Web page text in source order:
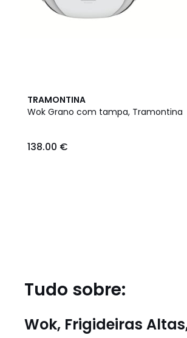
TRAMONTINA
Wok Grano com tampa, Tramontina
€.
138.00 €
Tudo sobre:
Wok, Frigideiras